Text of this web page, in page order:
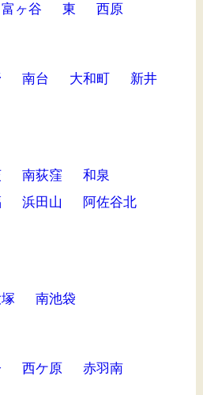
富ヶ谷 東 西原
南台 大和町
新井
南荻窪
和泉
浜田山
阿佐谷北
南池袋
西ケ原 赤羽南